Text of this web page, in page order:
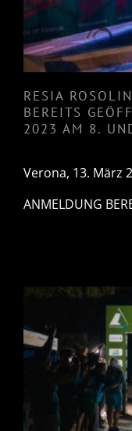
2023 AM
RESIA
BEREITS
2023 AM 8.
Verona, 13. März
ANMELDUNG
RESIA
UND 3.